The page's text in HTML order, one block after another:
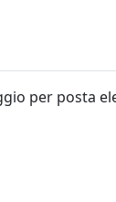
per posta